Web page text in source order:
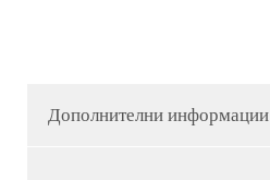
Дополнителни информации